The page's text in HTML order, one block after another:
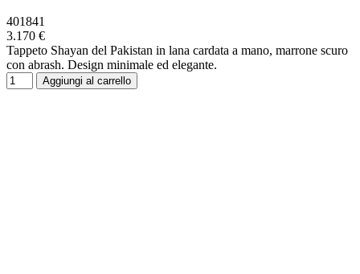
401841
3.170 €
Tappeto Shayan del Pakistan in lana cardata a mano, marrone scuro
con abrash. Design minimale ed elegante.
Aggiungi al carrello